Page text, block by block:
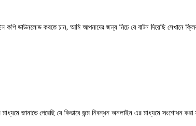
কপি ডাউনলোড করতে চান, আমি আপনাদের জন্য নিচে যে বাটন দিয়েছি সেখানে
জানাতে পেরেছি যে কিভাবে জন্ম নিবন্ধন অনলাইন এর মাধ্যমে সংশোধন করা